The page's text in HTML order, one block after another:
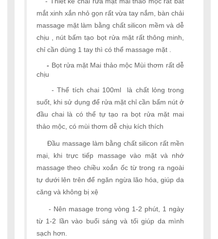
mắt xinh xắn nhỏ gọn rất vừa tay nắm, bàn chải
massage mặt làm bằng chất silicon mềm và dễ
chịu , nút bấm tạo bọt rửa mặt rất thông minh,
chỉ cần dùng 1 tay thì có thể massage mặt .
- Bọt rửa mặt Mai thảo mộc Mùi thơm rất dễ
chịu
- Thể tích chai 100ml là chất lỏng trong
suốt, khi sử dụng để rửa mặt chỉ cần bấm nút ở
đầu chai là có thể tự tạo ra bọt rửa mặt mai
thảo mộc, có mùi thơm dễ chịu kích thích
Đầu massage làm bằng chất silicon rất mền
mại, khi trực tiếp massage vào mặt và nhớ
massage theo chiều xoắn ốc từ trong ra ngoài
tự dưới lên trên để ngăn ngừa lão hóa, giúp da
căng và không bị xệ
- Nên masage trong vòng 1-2 phút, 1 ngày
từ 1-2 lần vào buổi sáng và tối giúp da mình
sạch hơn.